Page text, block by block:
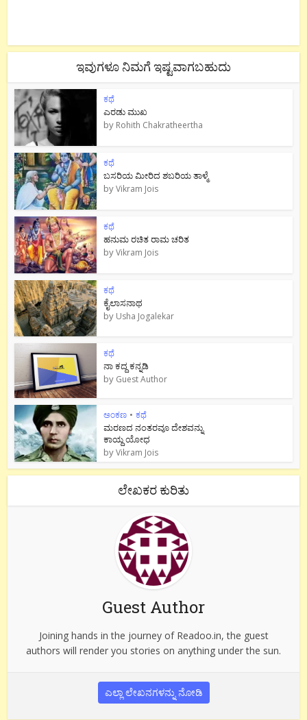
ಇವುಗಳೂ ನಿಮಗೆ ಇಷ್ಟವಾಗಬಹುದು
ಕಥೆ
ಎರಡು ಮುಖ
by Rohith Chakratheertha
ಕಥೆ
ಬಸರಿಯ ಮೀರಿದ ಶಬರಿಯ ತಾಳ್ಮೆ
byVikram Jois
ಕಥೆ
ಹನುಮ ರಚಿತ ರಾಮ‌ ಚರಿತ
byVikram Jois
ಕಥೆ
ಕೈಲಾಸನಾಥ
by Usha Jogalekar
ಕಥೆ
ನಾ ಕದ್ದ ಕನ್ನಡಿ
by Guest Author
ಅಂಕಣ • ಕಥೆ
ಮರಣದ ನಂತರವೂ ದೇಶವನ್ನು
ಕಾಯ್ದ ಯೋಧ
byVikram Jois
ಲೇಖಕರ ಕುರಿತು
Guest Author
Joining hands in the journey of Readoo.in, the guest
authors will render you stories on anything under the sun.
ಎಲ್ಲಾ ಲೇಖನಗಳನ್ನು ನೋಡಿ